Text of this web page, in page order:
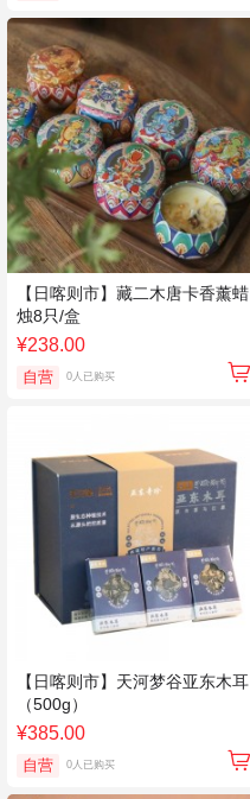
【日喀则市】藏二木唐卡香薰蜡
烛8只/盒
¥238.00
自营 0人已购买
【日喀则市】天河梦谷亚东木耳
（500g）
¥385.00
自营 0人已购买